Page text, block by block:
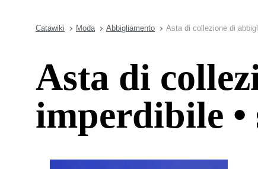
Catawiki Moda Abbigliamento Asta di collezione di
Asta di
imperdibile •